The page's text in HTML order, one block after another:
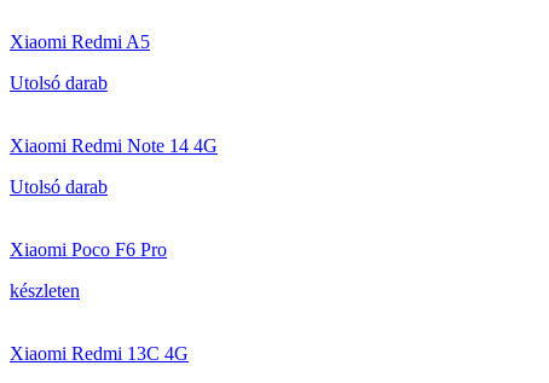
Xiaomi Redmi A5
Utolsó darab
Xiaomi Redmi Note 14 4G
Utolsó darab
Xiaomi Poco F6 Pro
készleten
Xiaomi Redmi 13C 4G